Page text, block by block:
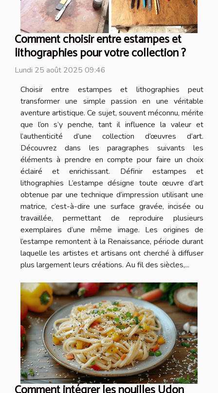
Comment choisir entre estampes et
lithographies pour votre collection ?
Lundi 25 août 2025 09:46
Choisir entre estampes et lithographies peut
transformer une simple passion en une véritable
aventure artistique. Ce sujet, souvent méconnu, mérite
que l’on s’y penche, tant il influence la valeur et
l’authenticité d’une collection d’œuvres d’art.
Découvrez dans les paragraphes suivants les
éléments à prendre en compte pour faire un choix
éclairé et enrichissant. Définir estampes et
lithographies L’estampe désigne toute œuvre d’art
obtenue par une technique d’impression utilisant une
matrice, c’est-à-dire une surface gravée, incisée ou
travaillée, permettant de reproduire plusieurs
exemplaires d’une même image. Les origines de
l’estampe remontent à la Renaissance, période durant
laquelle les artistes et artisans ont cherché à diffuser
plus largement leurs créations. Au fil des siècles,...